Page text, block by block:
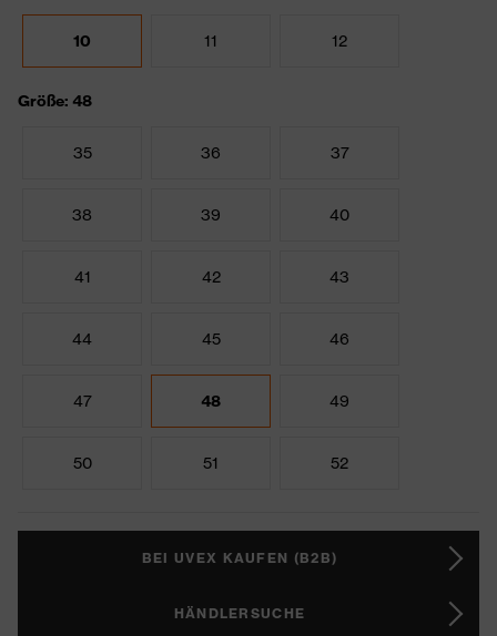
10 11 12
Größe: 48
35 36 37
38 39 40
41 42 43
44 45 46
47 48 49
50 51 52
BEI UVEX KAUFEN (B2B)
HÄNDLERSUCHE